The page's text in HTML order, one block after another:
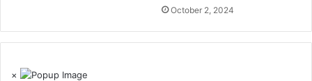
October 2, 2024
×